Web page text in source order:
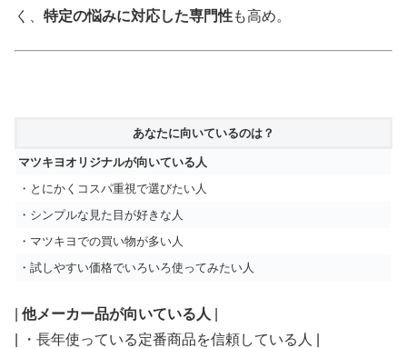
く、 特定の悩みに対応した専門性も高め。
あなたに向いているのは？
マツキヨオリジナルが向いている人
・とにかくコスパ重視で選びたい人
・シンプルな見た目が好きな人
・マツキヨでの買い物が多い人
・試しやすい価格でいろいろ使ってみたい人
他メーカー品が向いている人
| ・長年使っている定番商品を信頼している人 |